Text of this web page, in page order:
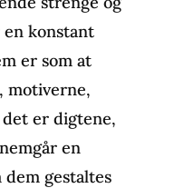
konstant
er som at
motiverne,
er digtene,
en
dem gestaltes